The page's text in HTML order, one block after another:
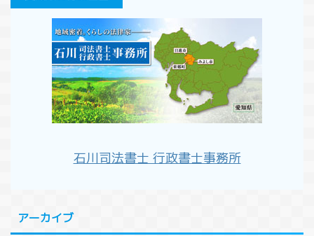
石川司法書士 行政書士事務所
アーカイブ